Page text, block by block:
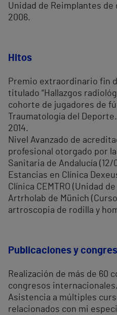
Unidad de Reimplantes
2006.
Hitos
Premio extraordinario fin
titulado “Hallazgos
cohorte de jugadores de
Traumatología del
2014.
Nivel Avanzado de
profesional otorgado por
Sanitaria de Andalucía (12/
Estancias en Clínica
Clínica CEMTRO (Unidad
Artrholab de Münich
artroscopia de rodilla y
Publicaciones y
Realización de más de 60
congresos
Asistencia a múltiples
relacionados con mi